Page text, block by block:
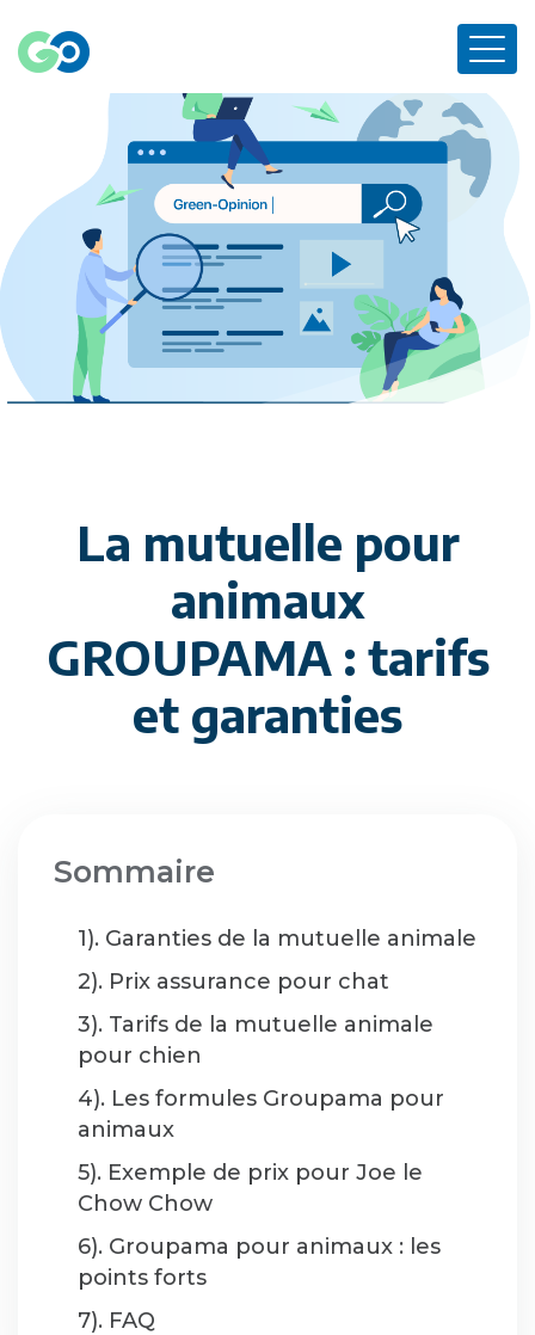
La mutuelle pour
animaux
GROUPAMA : tarifs
et garanties
Sommaire
1). Garanties de la mutuelle animale
2). Prix assurance pour chat
3). Tarifs de la mutuelle animale
pour chien
4). Les formules Groupama pour
animaux
5). Exemple de prix pour Joe le
Chow Chow
6). Groupama pour animaux : les
points forts
7). FAQ